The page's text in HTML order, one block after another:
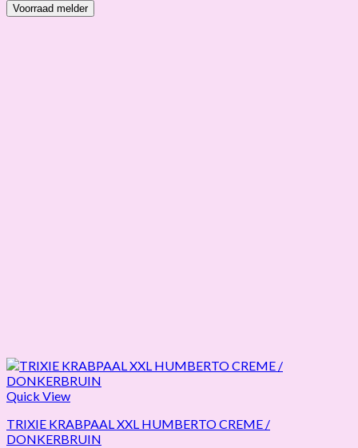
Voorraad melder
Quick View
TRIXIE KRABPAAL XXL HUMBERTO CREME /
DONKERBRUIN